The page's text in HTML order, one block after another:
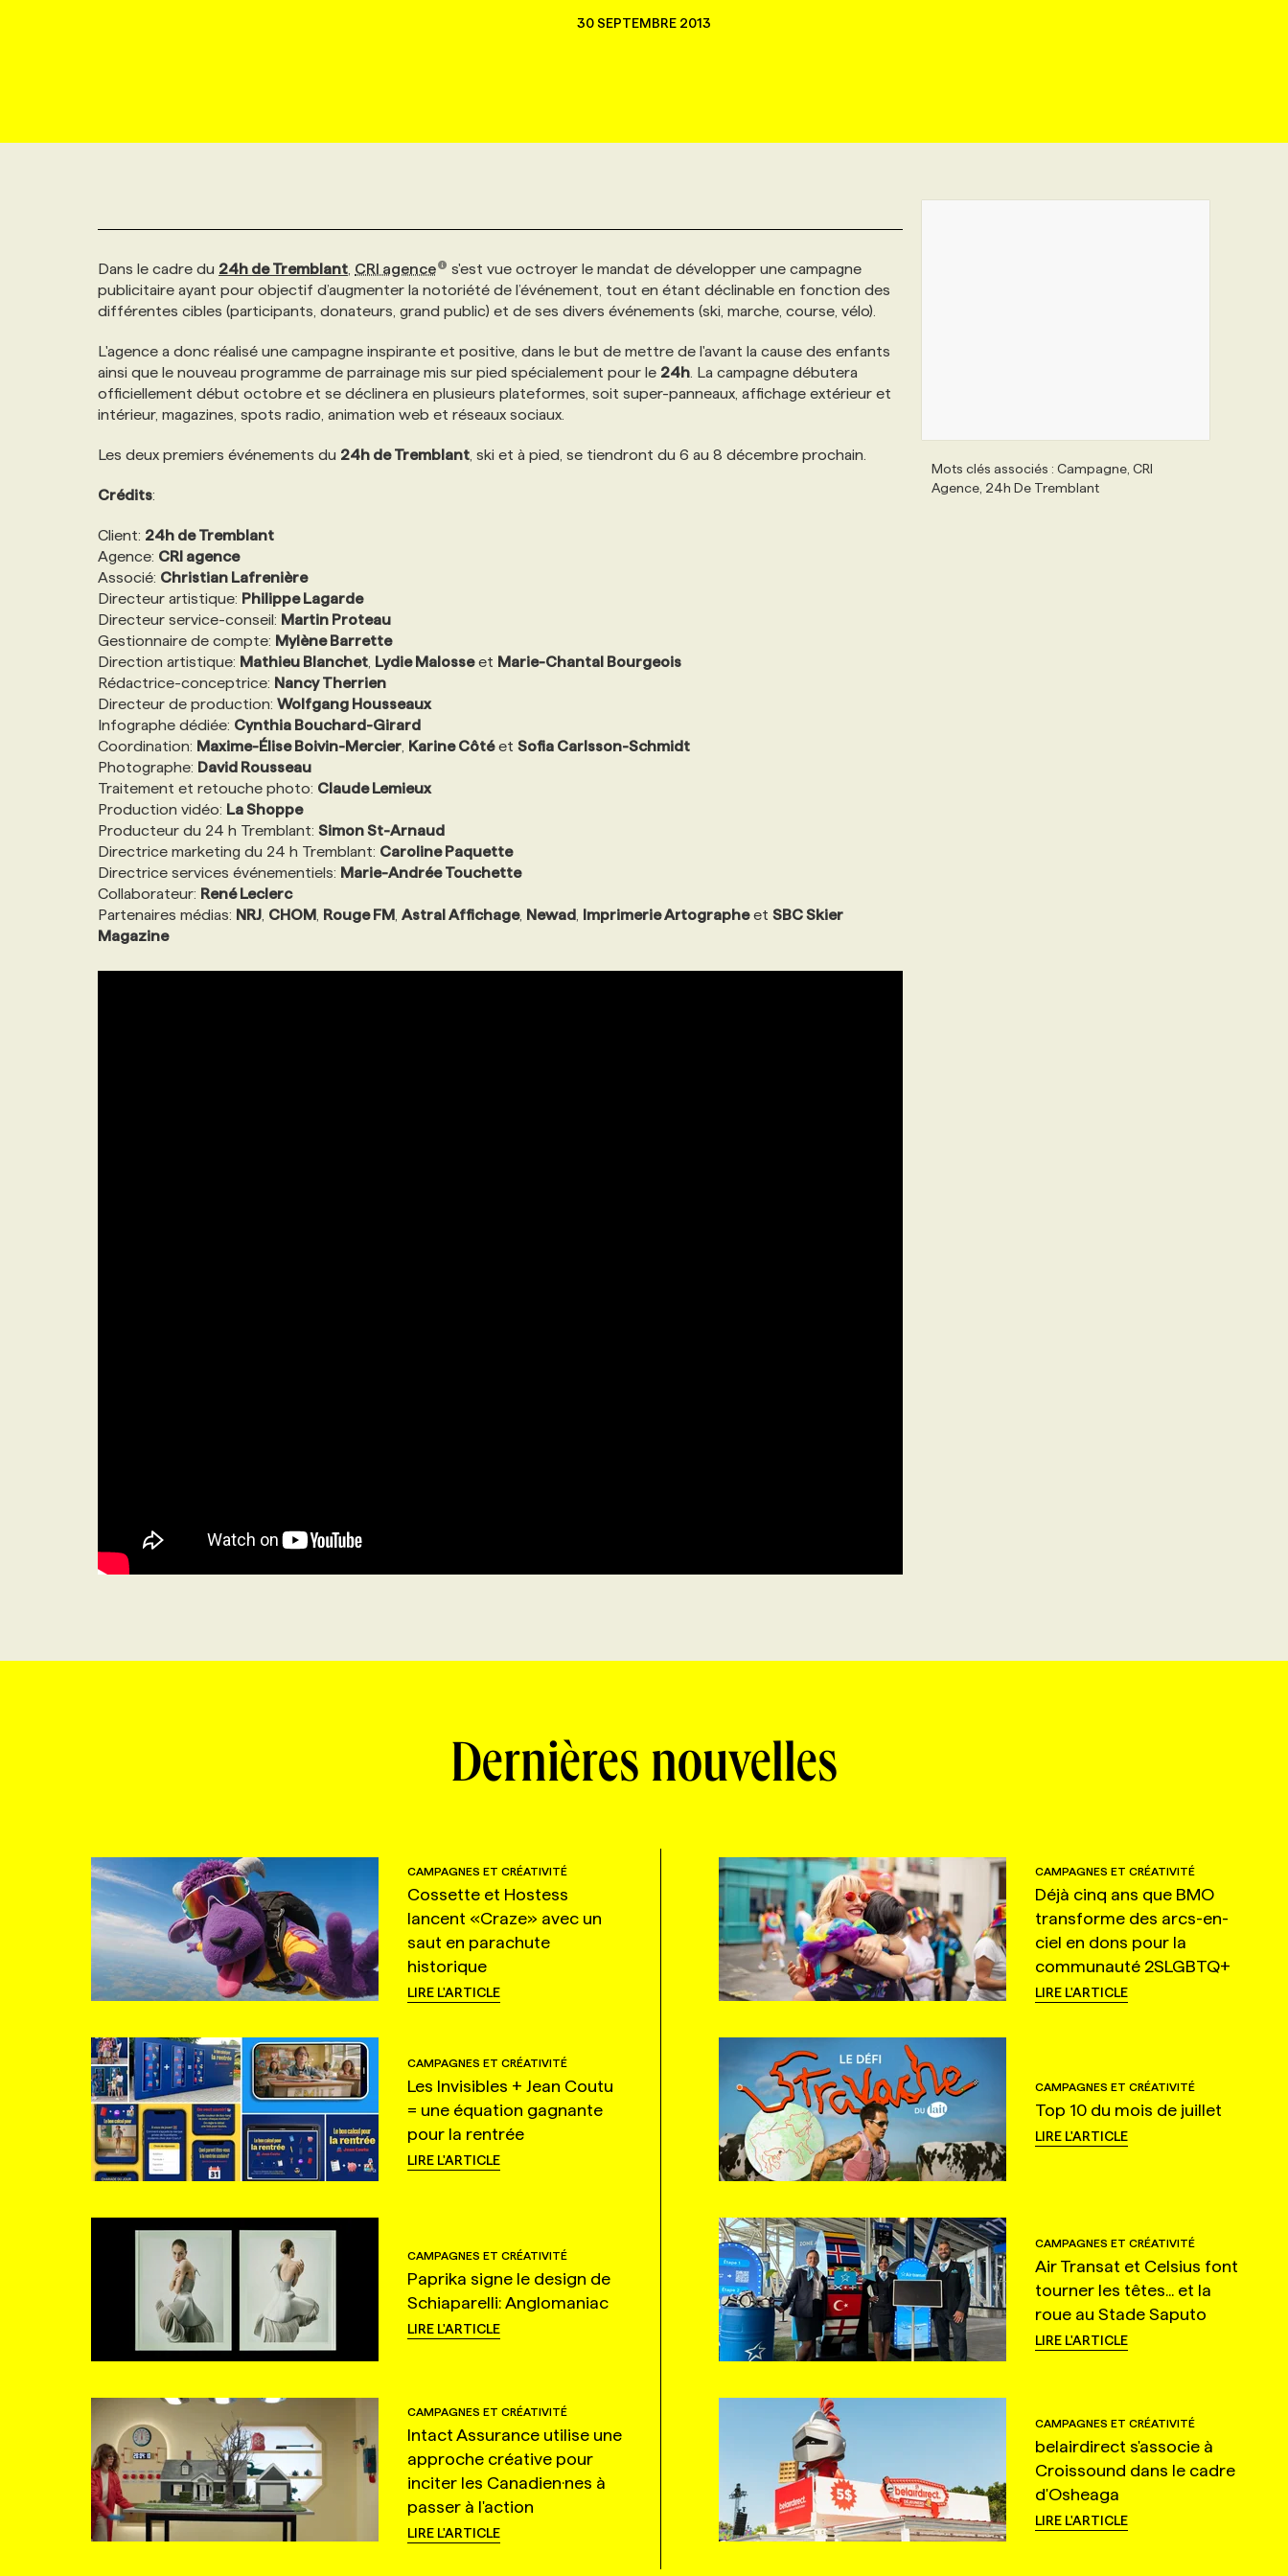
PRIX ET DISTINCTIONS
GEO/SEO
NOS AUTEUR‧RICES
FAQ
FORMATIONS PERSONNALISÉES
POURQUOI CHOISIR NOS FORMATIONS
NOS TARIFS
ANNONCEZ AVEC NOUS
NOS TARIFS
ANNONCEZ AVEC NOUS
30 SEPTEMBRE 2013
Dans le cadre du 24h de Tremblant CRI agence
s'est vue octroyer le mandat de développer une campagne
publicitaire ayant pour objectif d’augmenter la notoriété de l’événement, tout en étant déclinable en fonction des
différentes cibles (participants, donateurs, grand public) et de ses divers événements (ski, marche, course, vélo).
L'agence a donc réalisé une campagne inspirante et positive, dans le but de mettre de l'avant la cause des enfants
ainsi que le nouveau programme de parrainage mis sur pied spécialement pour le 24h . La campagne débutera
officiellement début octobre et se déclinera en plusieurs plateformes, soit super-panneaux, affichage extérieur et
intérieur, magazines, spots radio, animation web et réseaux sociaux.
Les deux premiers événements du 24h de Tremblant , ski et à pied, se tiendront du 6 au 8 décembre prochain.
Crédits:
Client: 24h de Tremblant
Agence: CRI agence
Associé: Christian Lafrenière
Directeur artistique: Philippe Lagarde
Directeur service-conseil: Martin Proteau
Gestionnaire de compte: Mylène Barrette
Direction artistique: Mathieu Blanchet Lydie Malosseet Marie-Chantal Bourgeois
Rédactrice-conceptrice: Nancy Therrien
Directeur de production: Wolfgang Housseaux
Infographe dédiée: Cynthia Bouchard-Girard
Coordination: Maxime-Élise Boivin-Mercier Karine Côtéet Sofia Carlsson-Schmidt
Photographe: David Rousseau
Traitement et retouche photo: Claude Lemieux
Production vidéo: La Shoppe
Producteur du 24 h Tremblant: Simon St-Arnaud
Directrice marketing du 24 h Tremblant: Caroline Paquette
Directrice services événementiels: Marie-Andrée Touchette
Collaborateur: René Leclerc
Partenaires médias: NRJ CHOM Rouge FM Astral Affichage, Newad Imprimerie Artographeet SBC Skier
Magazine
Mots clés associés : Campagne, CRI
Agence, 24h De Tremblant
Dernières nouvelles
CAMPAGNES ET CRÉATIVITÉ
Cossette et Hostess
lancent «Craze» avec un
saut en parachute
historique
LIRE L'ARTICLE
CAMPAGNES ET CRÉATIVITÉ
Déjà cinq ans que BMO
transforme des arcs-en-
ciel en dons pour la
communauté 2SLGBTQ+
LIRE L'ARTICLE
CAMPAGNES ET CRÉATIVITÉ
Les Invisibles + Jean Coutu
= une équation gagnante
pour la rentrée
LIRE L'ARTICLE
CAMPAGNES ET CRÉATIVITÉ
Top 10 du mois de juillet
LIRE L'ARTICLE
CAMPAGNES ET CRÉATIVITÉ
Paprika signe le design de
Schiaparelli: Anglomaniac
LIRE L'ARTICLE
CAMPAGNES ET CRÉATIVITÉ
Air Transat et Celsius font
tourner les têtes... et la
roue au Stade Saputo
LIRE L'ARTICLE
CAMPAGNES ET CRÉATIVITÉ
Intact Assurance utilise une
approche créative pour
inciter les Canadien·nes à
passer à l'action
LIRE L'ARTICLE
CAMPAGNES ET CRÉATIVITÉ
belairdirect s'associe à
Croissound dans le cadre
d'Osheaga
LIRE L'ARTICLE